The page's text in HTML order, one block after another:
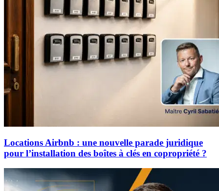
Locations Airbnb : une nouvelle parade juridique
pour l’installation des boîtes à clés en copropriété ?